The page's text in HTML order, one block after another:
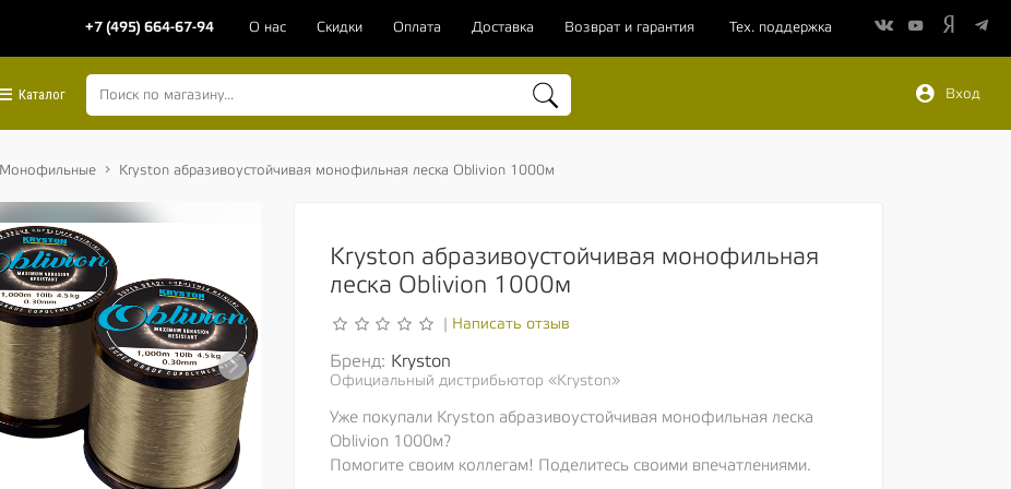
+7 (495) 664-67-94 О нас Скидки Оплата Доставка Возврат и гарантия Тех. поддержка
Каталог Вход
Монофильные Kryston абразивоустойчивая монофильная леска Oblivion 1000м
Kryston абразивоустойчивая монофильная
леска Oblivion 1000м
Написать отзыв
Бренд: Kryston
Официальный дистрибьютор «Kryston»
Уже покупали Kryston абразивоустойчивая монофильная леска
Oblivion 1000м?
Помогите своим коллегам! Поделитесь своими впечатлениями.